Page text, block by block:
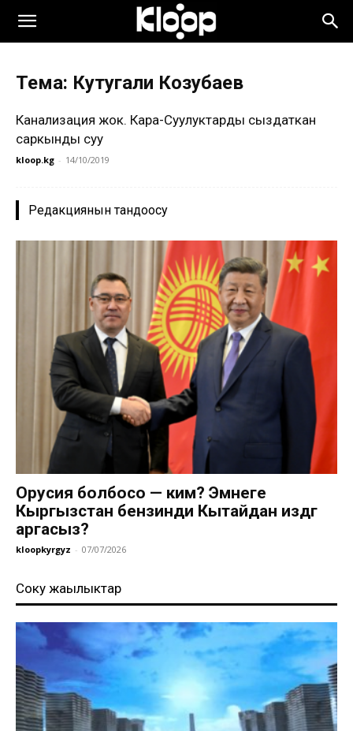
Тема: Кутугали Козубаев
Канализация жок. Кара-Суулуктарды сыздаткан
саркынды суу
kloop.kg - 14/10/2019
Редакциянын тандоосу
Орусия болбосо — ким? Эмнеге
Кыргызстан бензинди Кытайдан издөөгө
аргасыз?
kloopkyrgyz - 07/07/2026
Соңку жаңылыктар